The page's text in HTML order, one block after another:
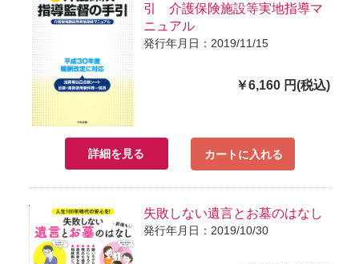
引 介護保険施設等実地指導マ
ニュアル
発行年月日：2019/11/15
￥6,160 円(税込)
詳細を見る カートに入れる
失敗しない遺言とお墓のはなし
発行年月日：2019/10/30